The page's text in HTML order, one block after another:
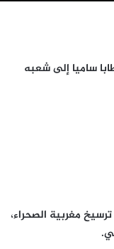
ساميا إلى شعبه
مغربية الصحراء،